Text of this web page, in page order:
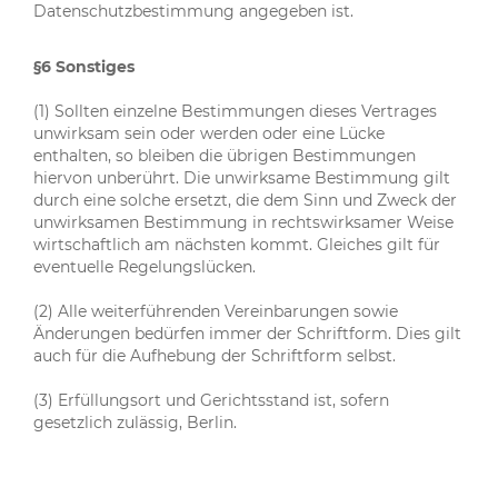
Datenschutzbestimmung angegeben ist.
§6 Sonstiges
(1) Sollten einzelne Bestimmungen dieses Vertrages
unwirksam sein oder werden oder eine Lücke
enthalten, so bleiben die übrigen Bestimmungen
hiervon unberührt. Die unwirksame Bestimmung gilt
durch eine solche ersetzt, die dem Sinn und Zweck der
unwirksamen Bestimmung in rechtswirksamer Weise
wirtschaftlich am nächsten kommt. Gleiches gilt für
eventuelle Regelungslücken.
(2) Alle weiterführenden Vereinbarungen sowie
Änderungen bedürfen immer der Schriftform. Dies gilt
auch für die Aufhebung der Schriftform selbst.
(3) Erfüllungsort und Gerichtsstand ist, sofern
gesetzlich zulässig, Berlin.